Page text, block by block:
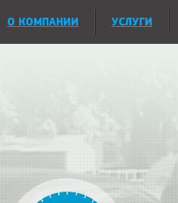
О КОМПАНИИ УСЛУГИ